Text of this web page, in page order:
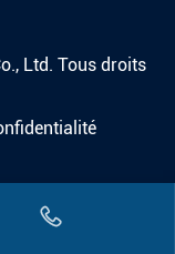
Ltd. Tous droits
